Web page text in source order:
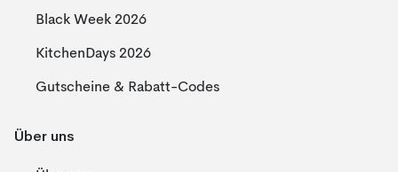
Black Week 2026
KitchenDays 2026
Gutscheine & Rabatt-Codes
Über uns